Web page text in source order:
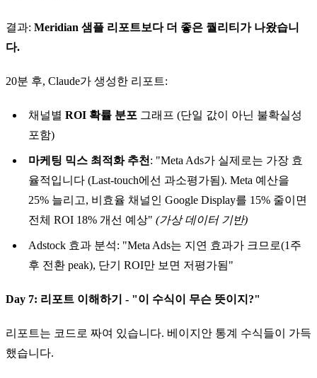
결과: Meridian 샘플 리포트보다 더 좋은 퀄리티가 나왔습니
다.
20분 후, Claude가 생성한 리포트:
채널별 ROI 확률 분포 그래프 (단일 값이 아닌 불확실성
포함)
마케팅 믹스 최적화 추천 : "Meta Ads가 실제로는 가장 효
율적입니다 (Last-touch에선 과소평가됨). Meta 예산을
25% 늘리고, 비효율 채널인 Google Display를 15% 줄이면
전체 ROI 18% 개선 예상" (가상 데이터 기반)
Adstock 효과 분석: "Meta Ads는 지연 효과가 크므로(1주
후 전환 peak), 단기 ROI만 보면 저평가됨"
Day 7: 리포트 이해하기 - "이 수식이 무슨 뜻이지?"
리포트는 코드로 짜여 있습니다. 베이지안 통계 수식들이 가득
했습니다.